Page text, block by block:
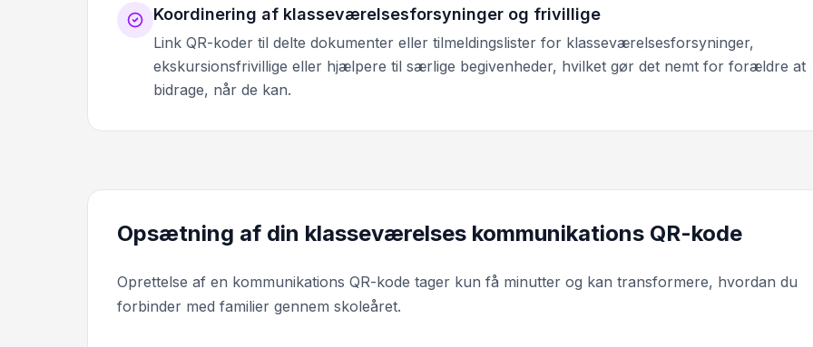
Koordinering af klasseværelsesforsyninger og frivillige
Link QR-koder til delte dokumenter eller tilmeldingslister for klasseværelsesforsyninger,
ekskursionsfrivillige eller hjælpere til særlige begivenheder, hvilket gør det nemt for forældre at
bidrage, når de kan.
Opsætning af din klasseværelses kommunikations QR-kode
Oprettelse af en kommunikations QR-kode tager kun få minutter og kan transformere, hvordan du
forbinder med familier gennem skoleåret.